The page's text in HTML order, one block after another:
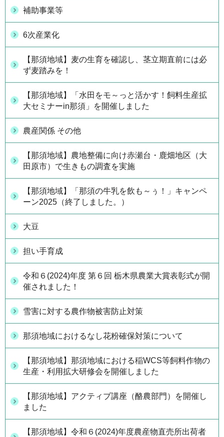
補助事業等
6次産業化
【那須地域】麦の生育を確認し、茎立期直前には必
ず麦踏みを！
【那須地域】「水田をモ～っと活かす！飼料生産拡
大セミナーin那須」を開催しました
農産関係 その他
【那須地域】農地整備に向け赤瀬台・鹿畑地区（大
田原市）で生きもの調査を実施
【那須地域】「那須の牛乳を飲も～ぅ！」キャンペ
ーン2025（終了しました。）
大豆
担い手育成
令和６(2024)年度 第６回 栃木県農業大賞表彰式が開
催されました！
雪害に対する農作物被害防止対策
那須地域におけるなし花粉確保対策について
【那須地域】那須地域における稲WCS等飼料作物の
生産・利用拡大研修会を開催しました
【那須地域】アクティブ講座（酪農部門）を開催し
ました
【那須地域】令和６(2024)年度農産物直売所出荷者